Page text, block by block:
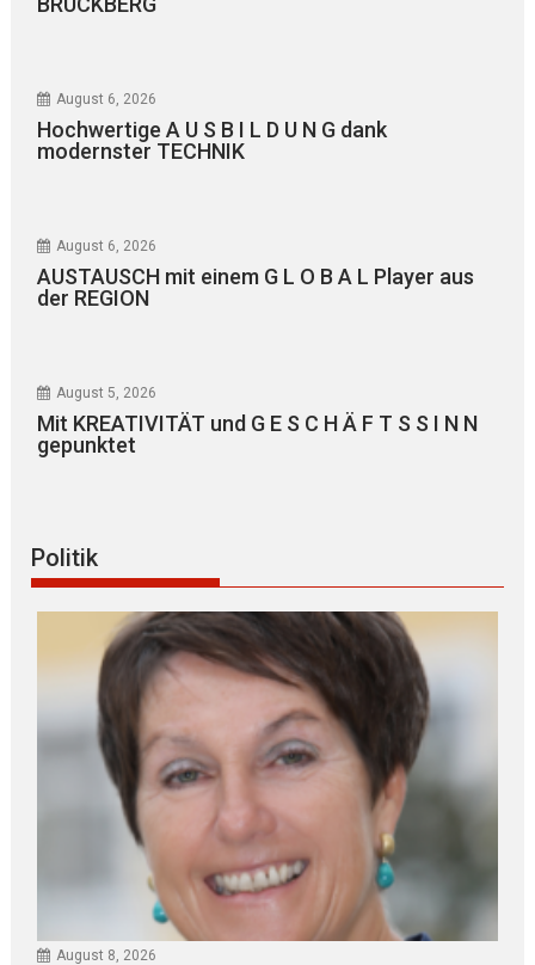
August 6, 2026
Hochwertige A U S B I L D U N G dank
modernster TECHNIK
August 6, 2026
AUSTAUSCH mit einem G L O B A L Player aus
der REGION
August 5, 2026
Mit KREATIVITÄT und G E S C H Ä F T S S I N N
gepunktet
Politik
August 8, 2026